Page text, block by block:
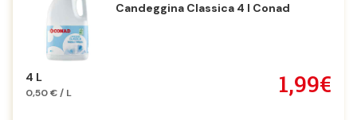
Candeggina Classica 4 l Conad
4 L
0,50 € / L 1,99€